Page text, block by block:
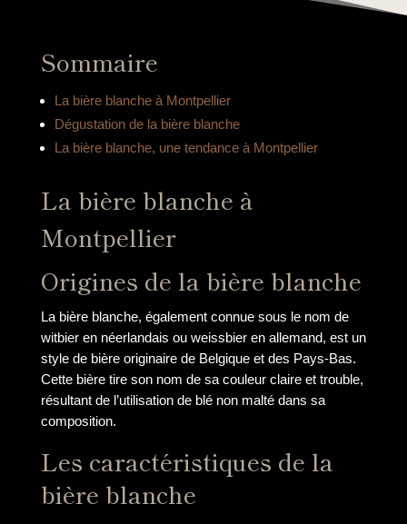
Sommaire
La bière blanche à Montpellier
Dégustation de la bière blanche
La bière blanche, une tendance à Montpellier
La bière blanche à
Montpellier
Origines de la bière blanche
La bière blanche, également connue sous le nom de
witbier en néerlandais ou weissbier en allemand, est un
style de bière originaire de Belgique et des Pays-Bas.
Cette bière tire son nom de sa couleur claire et trouble,
résultant de l’utilisation de blé non malté dans sa
composition.
Les caractéristiques de la
bière blanche